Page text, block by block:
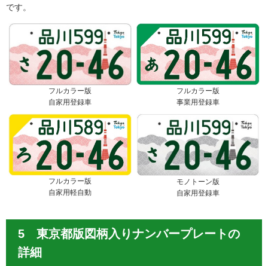
です。
フルカラー版
自家用登録車
フルカラー版
事業用登録車
フルカラー版
自家用軽自動
モノトーン版
自家用登録車
5 東京都版図柄入りナンバープレートの
詳細